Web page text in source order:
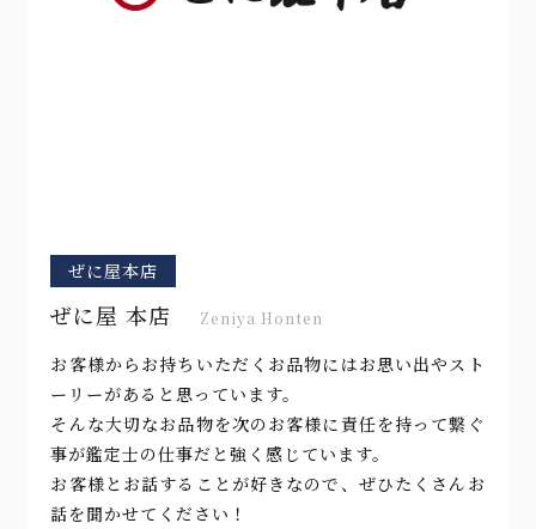
ぜに屋本店
ぜに屋 本店 Zeniya Honten
お客様からお持ちいただくお品物にはお思い出やスト
ーリーがあると思っています。
そんな大切なお品物を次のお客様に責任を持って繋ぐ
事が鑑定士の仕事だと強く感じています。
お客様とお話することが好きなので、ぜひたくさんお
話を聞かせてください！